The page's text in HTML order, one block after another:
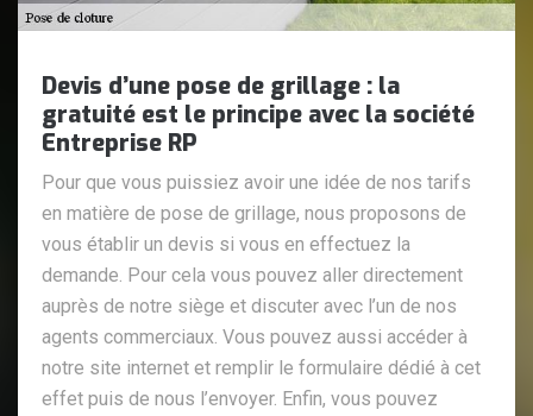
Devis d’une pose de grillage : la
gratuité est le principe avec la société
Entreprise RP
Pour que vous puissiez avoir une idée de nos tarifs
en matière de pose de grillage, nous proposons de
vous établir un devis si vous en effectuez la
demande. Pour cela vous pouvez aller directement
auprès de notre siège et discuter avec l’un de nos
agents commerciaux. Vous pouvez aussi accéder à
notre site internet et remplir le formulaire dédié à cet
effet puis de nous l’envoyer. Enfin, vous pouvez